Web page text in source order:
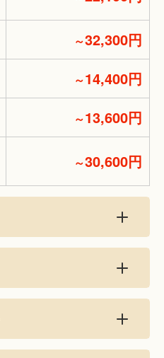
～32,300円
～14,400円
～13,600円
～30,600円